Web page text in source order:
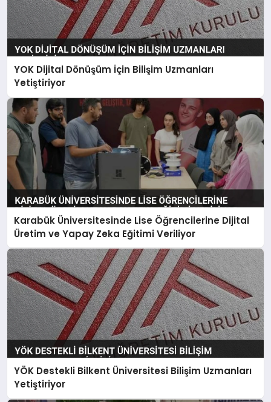
YOK Dijital Dönüşüm İçin Bilişim Uzmanları
Yetiştiriyor
Karabük Üniversitesinde Lise Öğrencilerine Dijital
Üretim ve Yapay Zeka Eğitimi Veriliyor
YÖK Destekli Bilkent Üniversitesi Bilişim Uzmanları
Yetiştiriyor